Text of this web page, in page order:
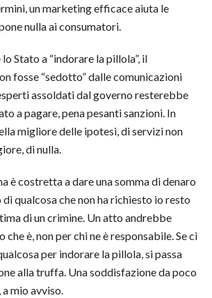
un marketing efficace aiuta le
nulla ai consumatori.
Stato a “indorare la pillola”, il
fosse “sedotto” dalle comunicazioni
assoldati dal governo resterebbe
a pagare, pena pesanti sanzioni. In
migliore delle ipotesi, di servizi non
di nulla.
è costretta a dare una somma di denaro
qualcosa che non ha richiesto io resto
di un crimine. Un atto andrebbe
è, non per chi ne è responsabile. Se ci
per indorare la pillola, si passa
alla truffa. Una soddisfazione da poco
mio avviso.